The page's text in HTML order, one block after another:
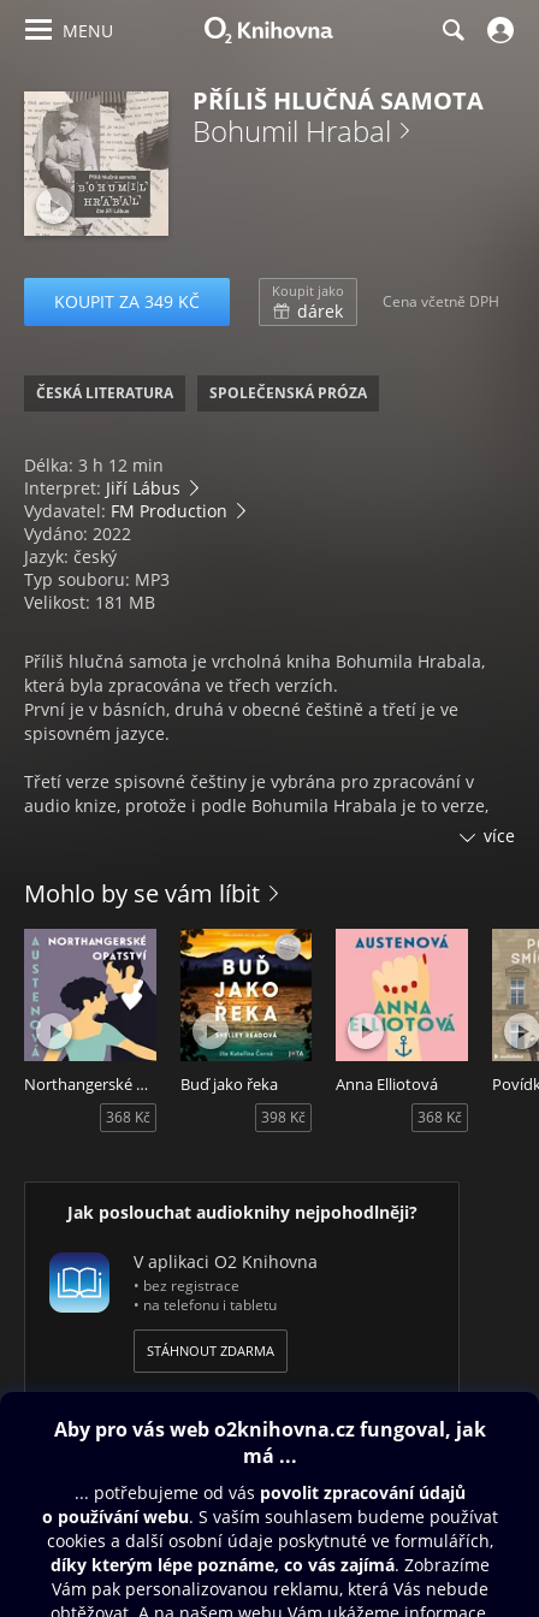
MENU
PŘÍLIŠ HLUČNÁ SAMOTA
Bohumil Hrabal
KOUPIT ZA 349 KČ Koupit jako
dárek Cena včetně DPH
ČESKÁ LITERATURA SPOLEČENSKÁ PRÓZA
Délka: 3 h 12 min
Interpret: Jiří Lábus
Vydavatel: FM Production
Vydáno: 2022
Jazyk: český
Typ souboru: MP3
Velikost: 181 MB
Příliš hlučná samota je vrcholná kniha Bohumila Hrabala,
která byla zpracována ve třech verzích.
První je v básních, druhá v obecné češtině a třetí je ve
spisovném jazyce.
Třetí verze spisovné češtiny je vybrána pro zpracování v
audio knize, protože i podle Bohumila Hrabala je to verze,
která nejvíce odpovídá obsahu díla. Kniha pojednává o
likvidoval. Jak sám říká je proti své vůli vzdělán. Zažívá ve
sběrně, jak se mění oficiální narativ dějin a každý režim
slisovává verzi dějin svého předchůdce. Jedná se tak o
obecnou výpověď o obecné moudrosti v koloběhu dějin.
Jako předěly jsou v audio knize pouřity autentické ruchy z
továrny z filmu Perličky na dně, které vznikaly při tvorbě
použita koláž autentické fotografie ze sběrny starého papíru
v níž Hrabal opravdu pracoval spolu s koláží útržků
Audiokniha Příliš hlučná samota, autor Bohumil Hrabal, čte
více
Mohlo by se vám líbit
Northangerské opatství
368 Kč
Buď jako řeka
398 Kč
Anna Elliotová
368 Kč
Jak poslouchat audioknihy nejpohodlněji?
V aplikaci O2 Knihovna
• bez registrace
• na telefonu i tabletu
STÁHNOUT ZDARMA
Obsah ke stažení
Moje O2 Knihovna
Další zábava